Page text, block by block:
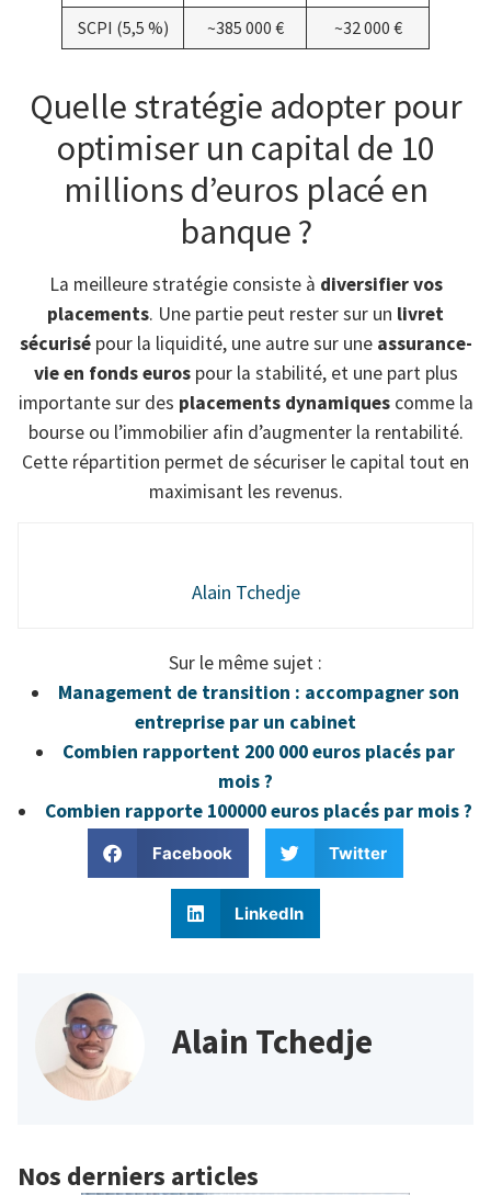
SCPI (5,5 %) ~385 000 € ~32 000 €
Quelle stratégie adopter pour
optimiser un capital de 10
millions d’euros placé en
banque ?
La meilleure stratégie consiste à diversifier vos
placements. Une partie peut rester sur un livret
sécurisépour la liquidité, une autre sur une assurance-
vie en fonds eurospour la stabilité, et une part plus
importante sur des placements dynamiquescomme la
bourse ou l’immobilier afin d’augmenter la rentabilité.
Cette répartition permet de sécuriser le capital tout en
maximisant les revenus.
Alain Tchedje
Sur le même sujet :
Management de transition : accompagner son
entreprise par un cabinet
Combien rapportent 200 000 euros placés par
mois ?
Combien rapporte 100000 euros placés par mois ?
Facebook Twitter
LinkedIn
Alain Tchedje
Nos derniers articles